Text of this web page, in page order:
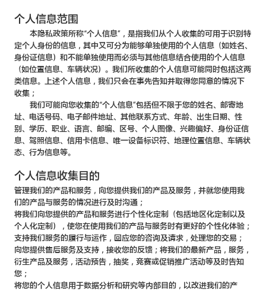
个人信息范围
本隐私政策所称“个人信息”，是指我们从个人收集的可用于识别特
定个人身份的信息，其中又可分为能够单独使用的个人信息（如姓名、
身份证信息）和不能单独使用而必须与其他信息结合使用的个人信息
（如位置信息、车辆状况）。我们所收集的个人信息可能同时包括这两
类信息。上述个人信息，我们只会在事先告知并取得您同意的情况下
收集；
我们可能向您收集的“个人信息”包括但不限于您的姓名、邮寄地
址、电话号码、电子邮件地址、其他联系方式、年龄、出生日期、性
别、学历、职业、语言、邮编、区号、个人图像、兴趣偏好、身份证信
息、驾照信息、信用卡信息、唯一设备标识符、地理位置信息、车辆状
态、行为信息等。
个人信息收集目的
管理我们的产品和服务，向您提供我们的产品及服务，并就您使用我
们的产品与服务的情况进行及时沟通；
将我们向您提供的产品和服务进行个性化定制（包括地区化定制以及
个人化定制），使您在使用我们的产品与服务时有更好的个性化体验；
支持我们服务的履行与运作，回应您的咨询及请求，处理您的交易；
向您提供售后服务及支持，接收您的反馈；将我们的最新产品，服务，
衍生产品及服务，活动预告，抽奖，竞赛或促销推广活动等及时告知
您；
将您的个人信息用于数据分析和研究等内部目的，以改进我们的产